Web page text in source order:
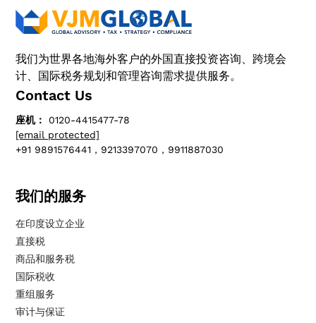
我们为世界各地海外客户的外国直接投资咨询、跨境会
计、国际税务规划和管理咨询需求提供服务。
Contact Us
座机：
0120-4415477-78
[email protected]
+91 9891576441，9213397070，9911887030
我们的服务
在印度设立企业
直接税
商品和服务税
国际税收
重组服务
审计与保证